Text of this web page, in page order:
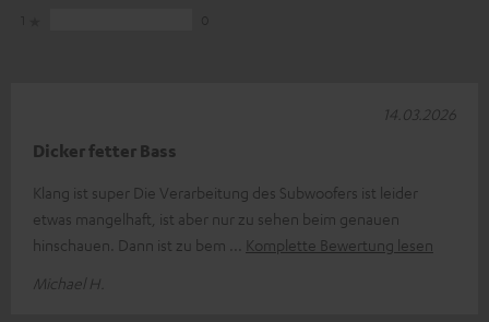
Dicker fetter Bass
Klang ist super Die Verarbeitung des Subwoofers ist leider
etwas mangelhaft, ist aber nur zu sehen beim genauen
hinschauen. Dann ist zu bem
Komplette Bewertung lesen
Michael H.
14.03.2026